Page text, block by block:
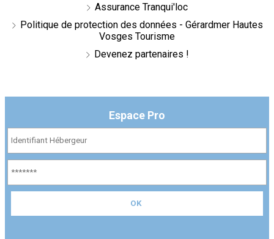
Assurance Tranqui'loc
Politique de protection des données - Gérardmer Hautes
Vosges Tourisme
Devenez partenaires !
Espace Pro